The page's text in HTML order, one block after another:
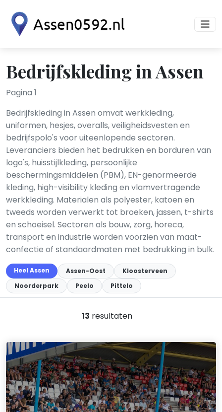
Bedrijfskleding in Assen
Pagina 1
Bedrijfskleding in Assen omvat werkkleding,
uniformen, hesjes, overalls, veiligheidsvesten en
bedrijfspolo's voor uiteenlopende sectoren.
Leveranciers bieden het bedrukken en borduren van
logo's, huisstijlkleding, persoonlijke
beschermingsmiddelen (PBM), EN-genormeerde
kleding, high-visibility kleding en vlam­vertragende
werkkleding. Materialen als polyester, katoen en
tweeds worden verwerkt tot broeken, jassen, t-shirts
en schoeisel. Sectoren als bouw, zorg, horeca,
transport en industrie worden voorzien van maat­
confectie of standaard­maten met bedrukking in bulk.
Heel Assen Assen-Oost
Kloosterveen
Noorderpark
Peelo Pittelo
13 resultaten